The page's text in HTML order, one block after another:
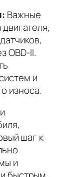
Важные
OBD-II.
и
износа.
шаг к
и